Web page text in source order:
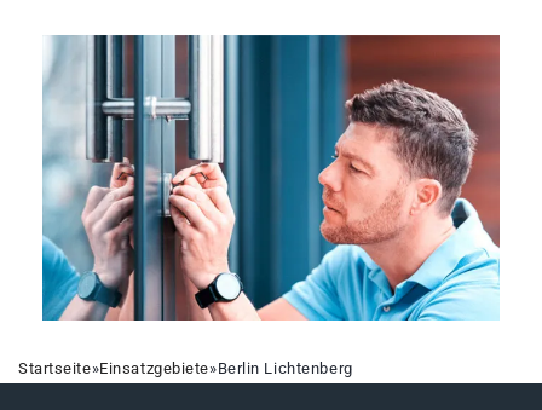
Startseite»Einsatzgebiete»Berlin Lichtenberg